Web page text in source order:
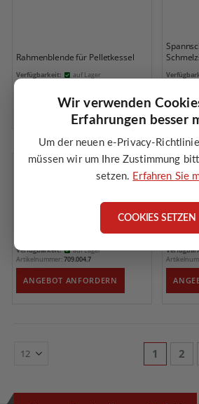
Wir verwenden
Erfahrungen besser
Um der neuen e-Privacy-
müssen wir um Ihre Zustimmung
setzen. Erfahren Sie
COOKIES SETZEN
Rahmenblende für Pelletkessel
Verfügbarkeit:
auf Lager
Artikelnummer:
ANGEBOT ANFORDERN
Tauchhülse für 4 Fühler
Verfügbarkeit:
auf Lager
Artikelnummer:709.004.7
ANGEBOT ANFORDERN
Halter
Seite
Sie
1 Seite
2